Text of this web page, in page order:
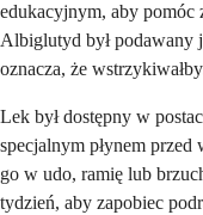
edukacyjnym, aby pomóc
Albiglutyd był podawany
oznacza, że
Lek był dostępny w
specjalnym płynem
go w udo, ramię lub
tydzień, aby zapobiec